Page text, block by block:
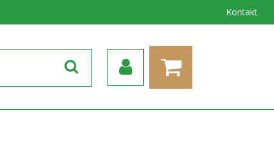
Kontakt